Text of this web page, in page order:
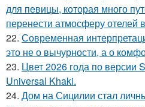
для певицы, которая много
перенести атмосферу отелей
22. Современная
это не о вычурности, а о
23. Цвет 2026 года по версии
Universal Khaki.
24. Дом на Сицилии стал